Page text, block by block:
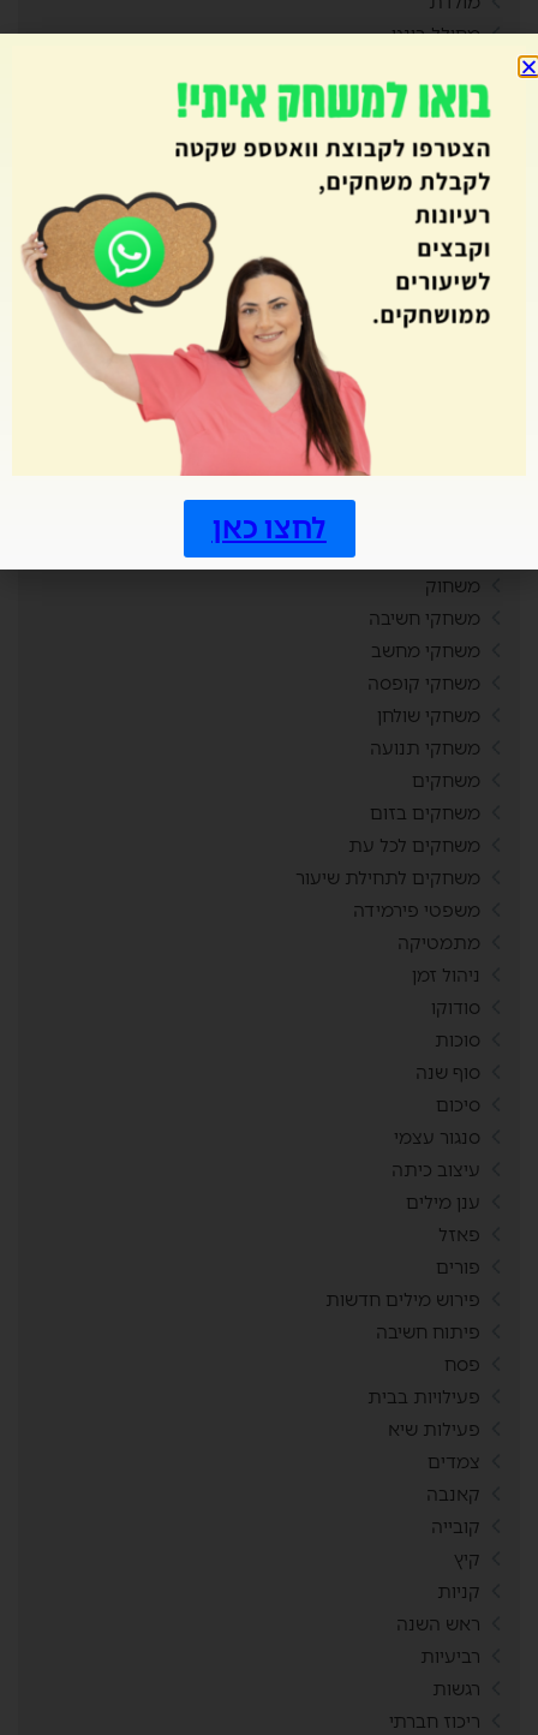
מחולל בינגו
מחולל מבוך
מחולל סביבון
מחולל סולמות ונחשים
מחולל קובייה
מחולל קלפים
מחולל רביעיות
מחוללי משחקים
מיומנויות המאה ה21
משחוק
משחקי חשיבה
משחקי מחשב
משחקי קופסה
משחקי שולחן
משחקי תנועה
משחקים
משחקים בזום
משחקים לכל עת
משחקים לתחילת שיעור
משפטי פירמידה
מתמטיקה
ניהול זמן
סודוקו
סוכות
סוף שנה
סיכום
סנגור עצמי
עיצוב כיתה
ענן מילים
פאזל
פורים
פירוש מילים חדשות
פיתוח חשיבה
פסח
פעילויות בבית
פעילות שיא
צמדים
קאנבה
קובייה
קיץ
קניות
ראש השנה
רביעיות
רגשות
ריכוז חברתי
לחצו כאן